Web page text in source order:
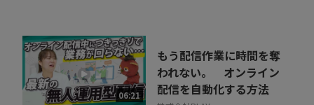
06:21
もう配信作業に時間を奪
われない。 オンライン
配信を自動化する方法